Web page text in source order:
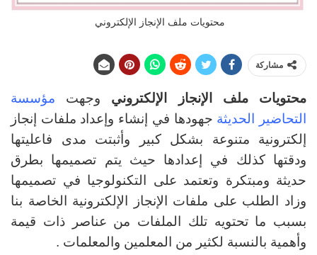
محتويات ملف الإنجاز الإلكتروني
مشاركة
محتويات ملف الإنجاز الإلكتروني وجهت مؤسسة
التحاضير الحديثة جهودها في إنشاء وإعداد ملفات إنجاز
إلكترونية متنوعة بشكل كبير وأثبتت مدى فاعليتها
ودقتها كذلك في إعدادها حيث يتم تصميمها بطرق
حديثة ومبتكرة وتعتمد على التكنولوجيا في تصميمها
وزاد الطلب على ملفات الإنجاز الإلكترونية الخاصة بنا
بسبب ما تحتويه تلك الملفات من عناصر ذات قيمة
وأهمية بالنسبة لكثير من المعلمين والمعلمات .